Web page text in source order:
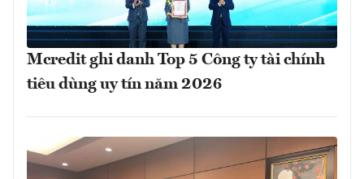
Mcredit ghi danh Top 5 Công ty tài chính
tiêu dùng uy tín năm 2026